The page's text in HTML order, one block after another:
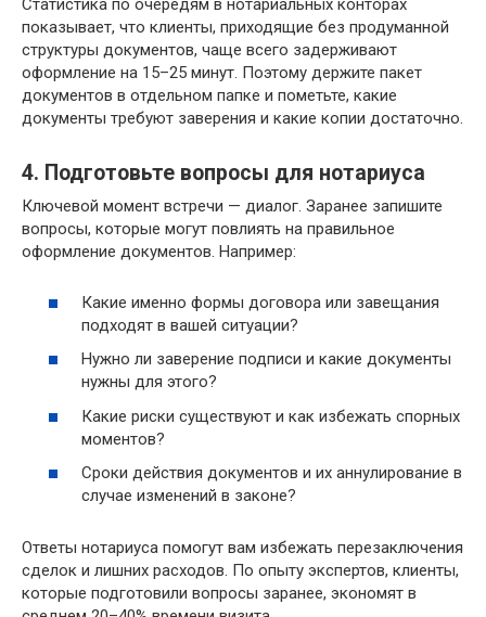
Статистика по очередям в нотариальных конторах
показывает, что клиенты, приходящие без продуманной
структуры документов, чаще всего задерживают
оформление на 15–25 минут. Поэтому держите пакет
документов в отдельном папке и пометьте, какие
документы требуют заверения и какие копии достаточно.
4. Подготовьте вопросы для нотариуса
Ключевой момент встречи — диалог. Заранее запишите
вопросы, которые могут повлиять на правильное
оформление документов. Например:
Какие именно формы договора или завещания
подходят в вашей ситуации?
Нужно ли заверение подписи и какие документы
нужны для этого?
Какие риски существуют и как избежать спорных
моментов?
Сроки действия документов и их аннулирование в
случае изменений в законе?
Ответы нотариуса помогут вам избежать перезаключения
сделок и лишних расходов. По опыту экспертов, клиенты,
которые подготовили вопросы заранее, экономят в